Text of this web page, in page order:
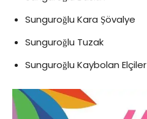
Sunguroğlu Kara Şövalye
Sunguroğlu Tuzak
Sunguroğlu Kaybolan Elçiler